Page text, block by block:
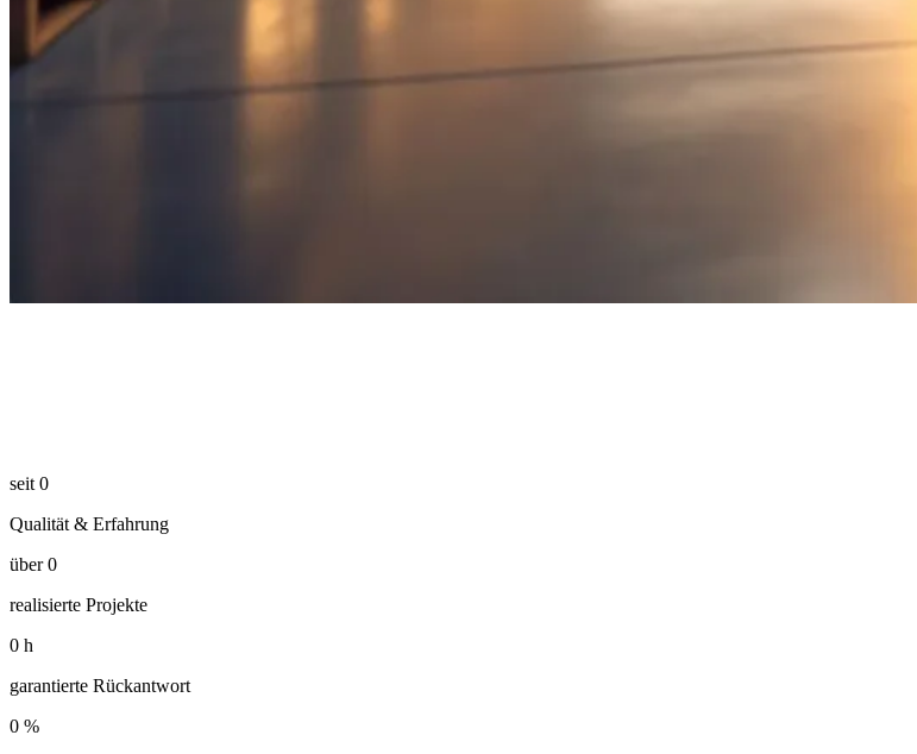
seit 0
Qualität & Erfahrung
über 0
realisierte Projekte
0 h
garantierte Rückantwort
0 %